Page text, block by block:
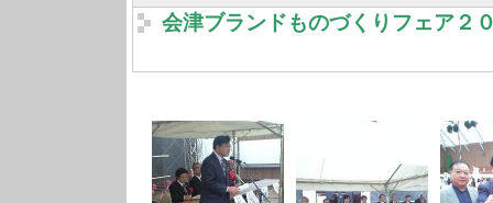
会津ブランドものづくりフェア２